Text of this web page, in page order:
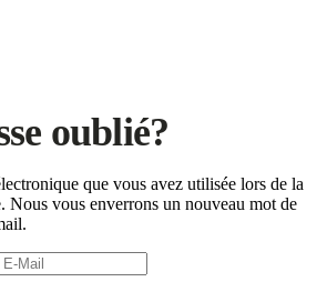
oublié?
que vous avez utilisée lors de la
Nous vous enverrons un nouveau mot de